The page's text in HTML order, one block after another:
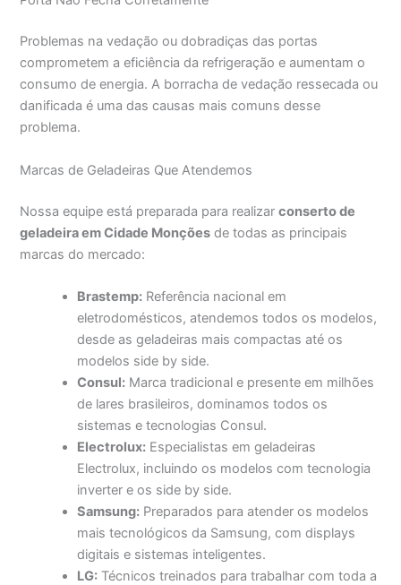
Problemas na vedação ou dobradiças das portas
comprometem a eficiência da refrigeração e aumentam o
consumo de energia. A borracha de vedação ressecada ou
danificada é uma das causas mais comuns desse
problema.
Marcas de Geladeiras Que Atendemos
Nossa equipe está preparada para realizarconserto de
geladeira em Cidade Monções de todas as principais
marcas do mercado:
Brastemp: Referência nacional em
eletrodomésticos, atendemos todos os modelos,
desde as geladeiras mais compactas até os
modelos side by side.
Consul: Marca tradicional e presente em milhões
de lares brasileiros, dominamos todos os
sistemas e tecnologias Consul.
Electrolux: Especialistas em geladeiras
Electrolux, incluindo os modelos com tecnologia
inverter e os side by side.
Samsung: Preparados para atender os modelos
mais tecnológicos da Samsung, com displays
digitais e sistemas inteligentes.
LG: Técnicos treinados para trabalhar com toda a